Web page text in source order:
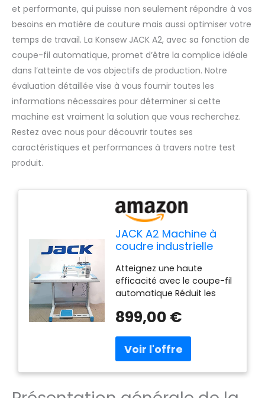
et performante, qui puisse non seulement répondre à vos
besoins en matière de couture mais aussi optimiser votre
temps de travail. La Konsew JACK A2, avec sa fonction de
coupe-fil automatique, promet d’être la complice idéale
dans l’atteinte de vos objectifs de production. Notre
évaluation détaillée vise à vous fournir toutes les
informations nécessaires pour déterminer si cette
machine est vraiment la solution que vous recherchez.
Restez avec nous pour découvrir toutes ses
caractéristiques et performances à travers notre test
produit.
JACK A2 Machine à
coudre industrielle
automatique
Atteignez une haute
efficacité avec le coupe-fil
automatique Réduit les
l'efficacité de travail
utiliser Facile pour les
opérateurs, facile à
luminosité
899,00 €